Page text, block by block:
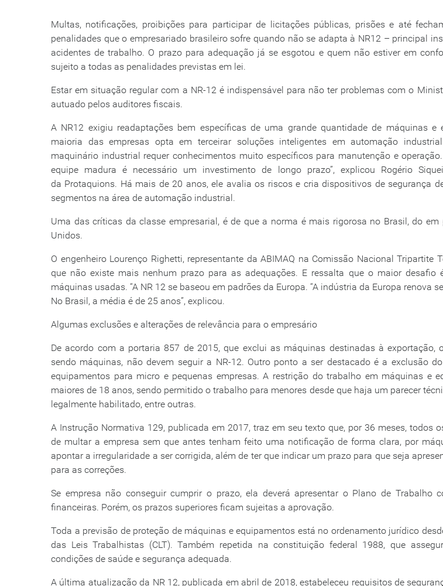
Multas, notificações, proibições para participar de licitações públicas, prisões e até
penalidades que o empresariado brasileiro sofre quando não se adapta à NR12 – principal
acidentes de trabalho. O prazo para adequação já se esgotou e quem não estiver em
sujeito a todas as penalidades previstas em lei.
Estar em situação regular com a NR-12 é indispensável para não ter problemas com o
autuado pelos auditores fiscais.
A NR12 exigiu readaptações bem específicas de uma grande quantidade de máquinas e
maioria das empresas opta em terceirar soluções inteligentes em automação
maquinário industrial requer conhecimentos muito específicos para manutenção e
equipe madura é necessário um investimento de longo prazo”, explicou Rogério
da Protaquions. Há mais de 20 anos, ele avalia os riscos e cria dispositivos de segurança
segmentos na área de automação industrial.
Uma das críticas da classe empresarial, é de que a norma é mais rigorosa no Brasil, do em
Unidos.
O engenheiro Lourenço Righetti, representante da ABIMAQ na Comissão Nacional Tripartite
que não existe mais nenhum prazo para as adequações. E ressalta que o maior desafio
máquinas usadas. “A NR 12 se baseou em padrões da Europa. “A indústria da Europa renova
No Brasil, a média é de 25 anos”, explicou.
Algumas exclusões e alterações de relevância para o empresário
De acordo com a portaria 857 de 2015, que exclui as máquinas destinadas à exportação,
sendo máquinas, não devem seguir a NR-12. Outro ponto a ser destacado é a exclusão
equipamentos para micro e pequenas empresas. A restrição do trabalho em máquinas e
maiores de 18 anos, sendo permitido o trabalho para menores desde que haja um parecer
legalmente habilitado, entre outras.
A Instrução Normativa 129, publicada em 2017, traz em seu texto que, por 36 meses, todos
de multar a empresa sem que antes tenham feito uma notificação de forma clara, por
apontar a irregularidade a ser corrigida, além de ter que indicar um prazo para que seja
para as correções.
Se empresa não conseguir cumprir o prazo, ela deverá apresentar o Plano de Trabalho
financeiras. Porém, os prazos superiores ficam sujeitas a aprovação.
Toda a previsão de proteção de máquinas e equipamentos está no ordenamento jurídico
das Leis Trabalhistas (CLT). Também repetida na constituição federal 1988, que
condições de saúde e segurança adequada.
A última atualização da NR 12, publicada em abril de 2018, estabeleceu requisitos de